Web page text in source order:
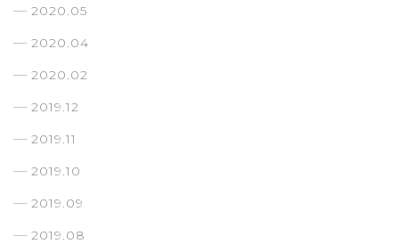
2020.05
2020.04
2020.02
2019.12
2019.11
2019.10
2019.09
2019.08